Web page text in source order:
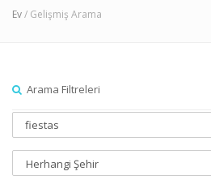
Ev/ Gelişmiş Arama
Arama Filtreleri